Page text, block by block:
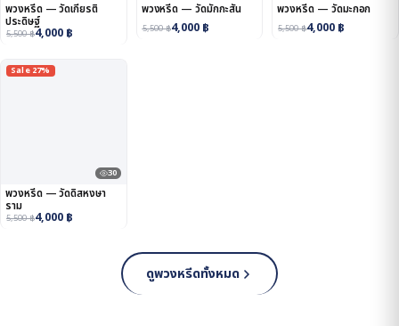
พวงหรีด — วัดเกียรติ
ประดิษฐ์
5,500฿4,000 ฿
พวงหรีด — วัดมักกะสัน
5,500฿4,000 ฿
พวงหรีด — วัดมะกอก
5,500฿4,000 ฿
Sale 27%
30
พวงหรีด — วัดดิสหงษา
ราม
5,500฿4,000 ฿
ดูพวงหรีดทั้งหมด